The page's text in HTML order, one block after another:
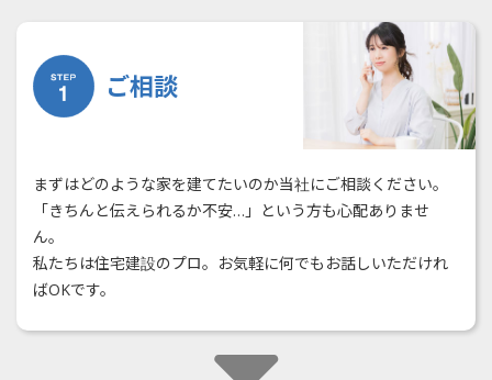
ご相談
まずはどのような家を建てたいのか当社にご相談ください。
「きちんと伝えられるか不安…」という方も心配ありませ
ん。
私たちは住宅建設のプロ。お気軽に何でもお話しいただけれ
ばOKです。